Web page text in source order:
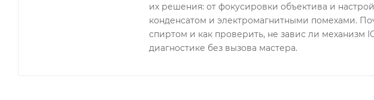
их решения: от фокусировки объектива и
конденсатом и электромагнитными помехами.
спиртом и как проверить, не завис ли механизм
диагностике без вызова мастера.